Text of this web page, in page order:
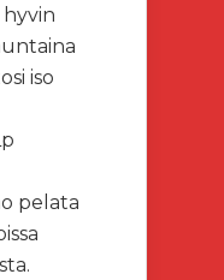
iso
pelata